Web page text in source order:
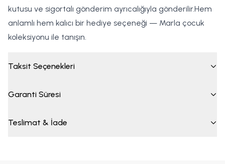
kutusu ve sigortalı gönderim ayrıcalığıyla gönderilir.Hem
anlamlı hem kalıcı bir hediye seçeneği — Marla çocuk
koleksiyonu ile tanışın.
Taksit Seçenekleri
Garanti Süresi
Teslimat & İade